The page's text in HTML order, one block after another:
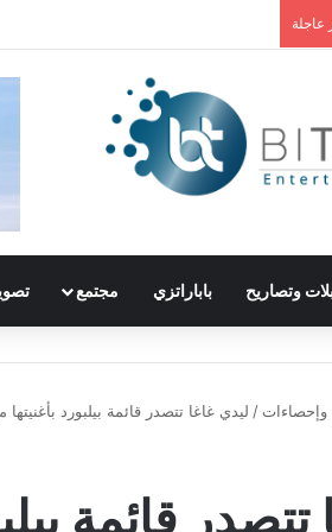
عاجلة
وتصاريح باباراتزي مجتمع
وإحصاءات / ليدي غاغا تتصدر قائمة بيلبورد بأغنيتها
قائمة